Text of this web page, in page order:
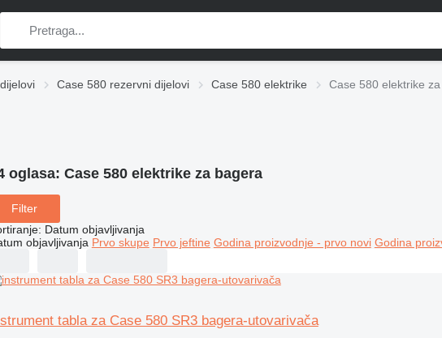
Case 580 rezervni dijelovi Case 580 elektrike Case 580 elektrike
oglasa: Case 580 elektrike za bagerа
Filter
: Datum objavljivanja
objavljivanja Prvo skupe Prvo jeftine Godina proizvodnje - prvo novi Godina
tabla za Case 580 SR3 bagera-utovarivača